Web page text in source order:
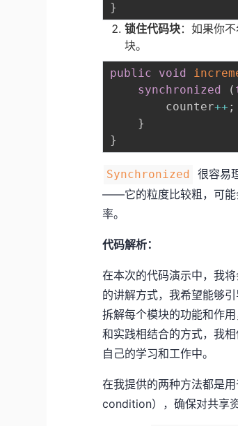
}
锁住代码块：如果你
块。
public void
synchronized
(
        counter
++ ;
}
}
Synchronized
很容易
——它的粒度比较粗，可能
率。
代码解析：
在本次的代码演示中，我
的讲解方式，我希望能够
拆解每个模块的功能和作
和实践相结合的方式，我
自己的学习和工作中。
在我提供的两种方法都是
condition），确保对共享